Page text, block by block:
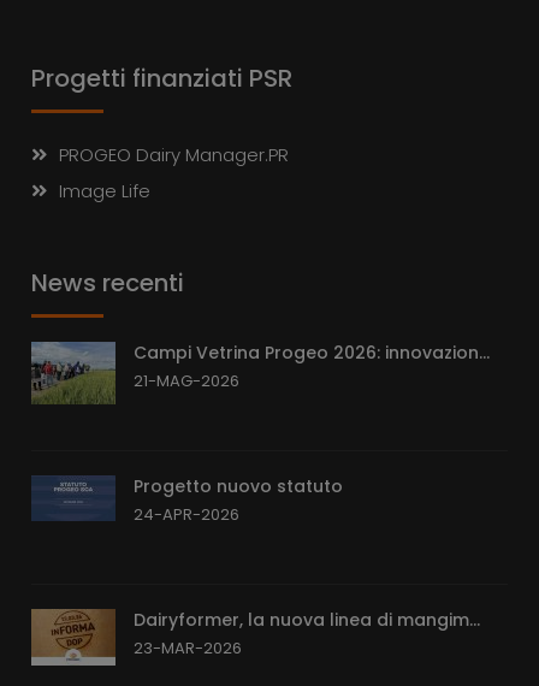
Progetti finanziati PSR
PROGEO Dairy Manager.PR
Image Life
News recenti
Campi Vetrina Progeo 2026: innovazion...
21-MAG-2026
Progetto nuovo statuto
24-APR-2026
Dairyformer, la nuova linea di mangim...
23-MAR-2026